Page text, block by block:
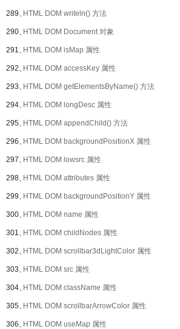
289、HTML DOM writeln() 方法
290、HTML DOM Document 对象
291、HTML DOM isMap 属性
292、HTML DOM accessKey 属性
293、HTML DOM getElementsByName() 方法
294、HTML DOM longDesc 属性
295、HTML DOM appendChild() 方法
296、HTML DOM backgroundPositionX 属性
297、HTML DOM lowsrc 属性
298、HTML DOM attributes 属性
299、HTML DOM backgroundPositionY 属性
300、HTML DOM name 属性
301、HTML DOM childNodes 属性
302、HTML DOM scrollbar3dLightColor 属性
303、HTML DOM src 属性
304、HTML DOM className 属性
305、HTML DOM scrollbarArrowColor 属性
306、HTML DOM useMap 属性